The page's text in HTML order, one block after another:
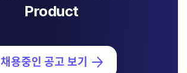
Product
채용중인 공고 보기